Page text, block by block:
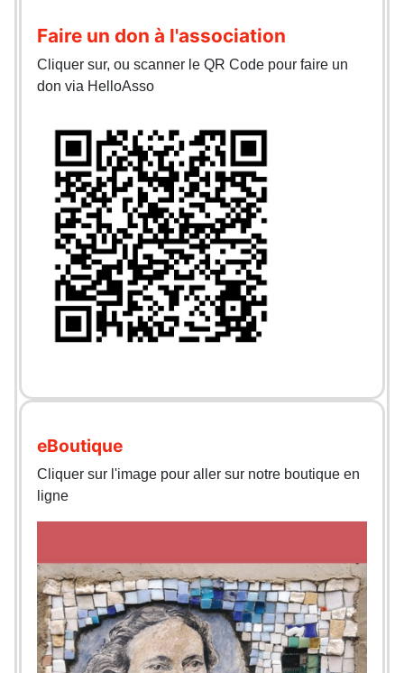
Faire un don à l'association
Cliquer sur, ou scanner le QR Code pour faire un
don via HelloAsso
eBoutique
Cliquer sur l'image pour aller sur notre boutique en
ligne